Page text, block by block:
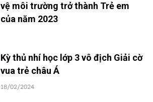
vệ môi trường trở thành Trẻ em
của năm 2023
Kỳ thủ nhí học lớp 3 vô địch Giải cờ
vua trẻ châu Á
18/02/2024